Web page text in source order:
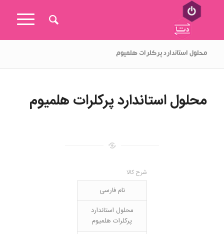
محلول استاندارد پرکلرات هلمیوم
محلول استاندارد پرکلرات هلمیوم
شرح کالا
نام فارسی
محلول استاندارد
پرکلرات هلمیوم